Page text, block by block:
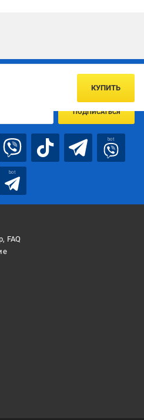
КУПИТЬ
узнавать первым об акцияx и
ПОДПИСАТЬСЯ
bot
bot
FAQ